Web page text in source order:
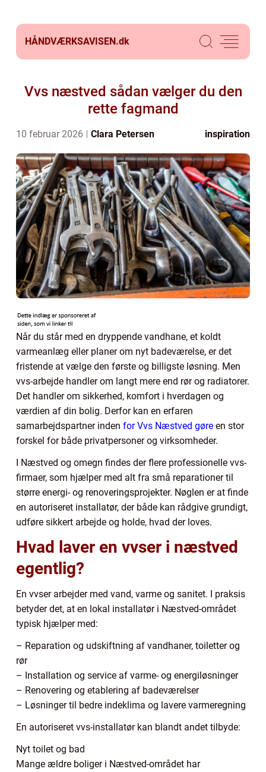
HÅNDVÆRKSAVISEN.dk
Vvs næstved sådan vælger du den
rette fagmand
10 februar 2026 Clara Petersen inspiration
Når du står med en dryppende vandhane, et koldt
varmeanlæg eller planer om nyt badeværelse, er det
fristende at vælge den første og billigste løsning. Men
vvs-arbejde handler om langt mere end rør og radiatorer.
Det handler om sikkerhed, komfort i hverdagen og
værdien af din bolig. Derfor kan en erfaren
samarbejdspartner inden for Vvs Næstved gøre en stor
forskel for både privatpersoner og virksomheder.
I Næstved og omegn findes der flere professionelle vvs-
firmaer, som hjælper med alt fra små reparationer til
større energi- og renoveringsprojekter. Nøglen er at finde
en autoriseret installatør, der både kan rådgive grundigt,
udføre sikkert arbejde og holde, hvad der loves.
Hvad laver en vvser i næstved
egentlig?
En vvser arbejder med vand, varme og sanitet. I praksis
betyder det, at en lokal installatør i Næstved-området
typisk hjælper med:
– Reparation og udskiftning af vandhaner, toiletter og
rør
– Installation og service af varme- og energiløsninger
– Renovering og etablering af badeværelser
– Løsninger til bedre indeklima og lavere varmeregning
En autoriseret vvs-installatør kan blandt andet tilbyde:
Nyt toilet og bad
Mange ældre boliger i Næstved-området har